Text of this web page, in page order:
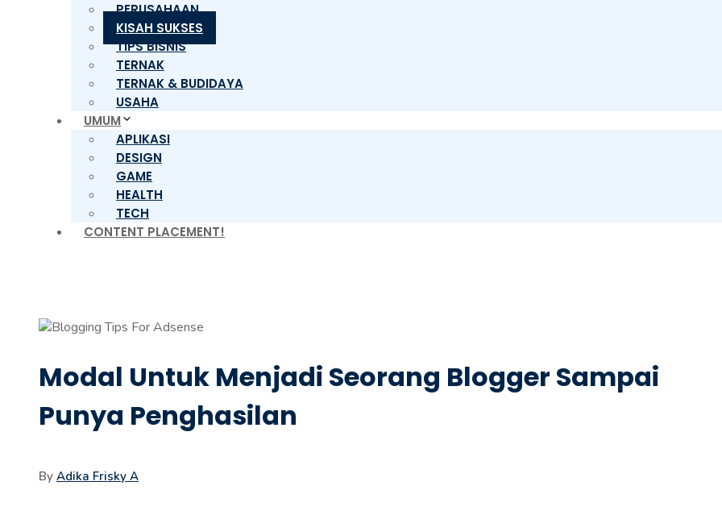
PERUSAHAAN
KISAH SUKSES
TIPS BISNIS
TERNAK
TERNAK & BUDIDAYA
USAHA
UMUM
APLIKASI
DESIGN
GAME
HEALTH
TECH
CONTENT PLACEMENT!
Modal Untuk Menjadi Seorang Blogger Sampai
Punya Penghasilan
By Adika Frisky A